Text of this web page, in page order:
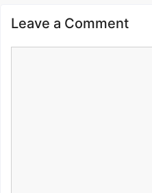
Leave a Comment